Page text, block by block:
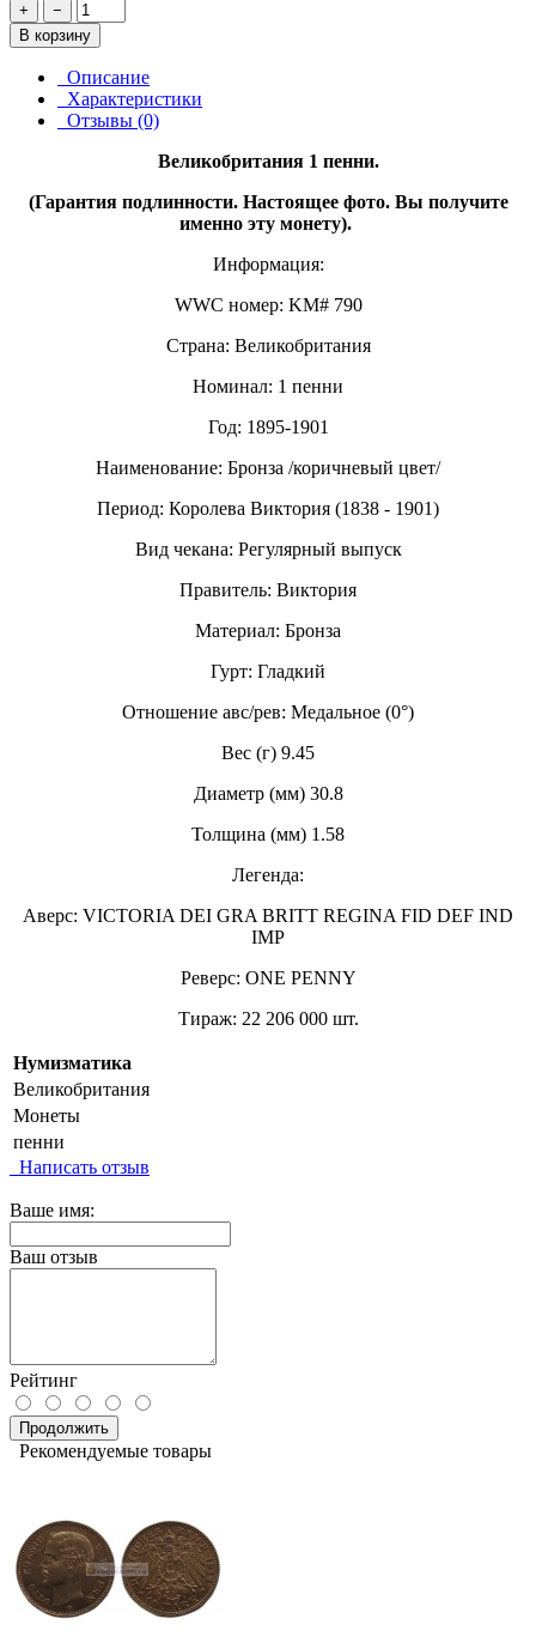
+
−
В корзину
Описание
Характеристики
Отзывы (0)
Великобритания 1 пенни.
(Гарантия подлинности. Настоящее фото. Вы получите
именно эту монету).
Информация:
WWC номер: KM# 790
Страна: Великобритания
Номинал: 1 пенни
Год: 1895-1901
Наименование: Бронза /коричневый цвет/
Период: Королева Виктория (1838 - 1901)
Вид чекана: Регулярный выпуск
Правитель: Виктория
Материал: Бронза
Гурт: Гладкий
Отношение авс/рев: Медальное (0°)
Вес (г) 9.45
Диаметр (мм) 30.8
Толщина (мм) 1.58
Легенда:
Аверс: VICTORIA DEI GRA BRITT REGINA FID DEF IND
IMP
Реверс: ONE PENNY
Тираж: 22 206 000 шт.
Нумизматика
Великобритания
Монеты
пенни
Написать отзыв
Ваше имя:
Ваш отзыв
Рейтинг
Продолжить
Рекомендуемые товары